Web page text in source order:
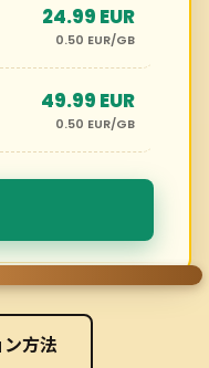
24.99 EUR
0.50 EUR/GB
49.99 EUR
0.50 EUR/GB
方法